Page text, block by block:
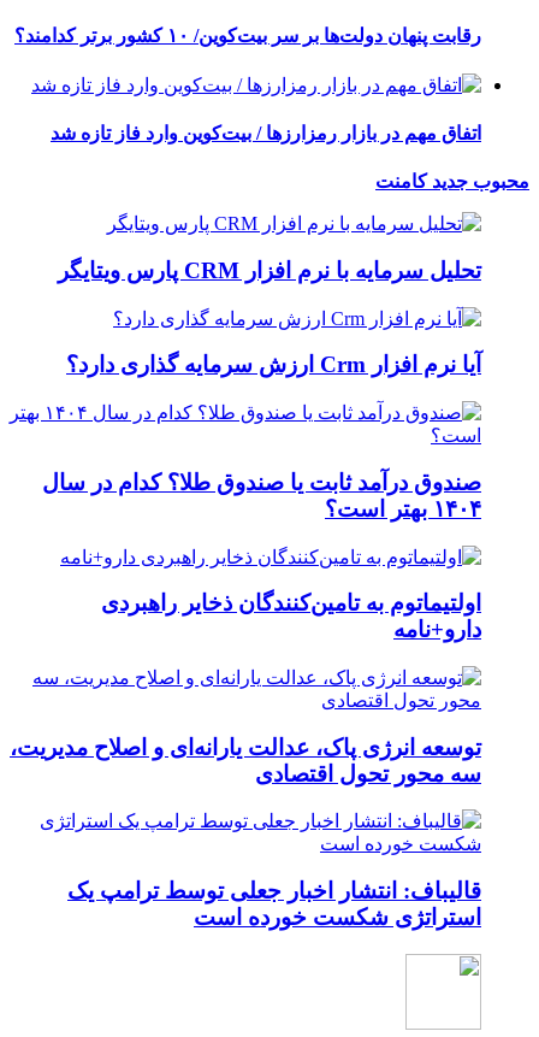
رقابت پنهان دولت‌ها بر سر بیت‌کوین/ ۱۰ کشور برتر کدامند؟
اتفاق مهم در بازار رمزارزها / بیت‌کوین وارد فاز تازه شد
محبوب جدیدکامنت
تحلیل سرمایه با نرم افزار CRM پارس ویتایگر
آیا نرم افزار Crm ارزش سرمایه گذاری دارد؟
صندوق درآمد ثابت یا صندوق طلا؟ کدام در سال
۱۴۰۴ بهتر است؟
اولتیماتوم به تامین‌کنندگان ذخایر راهبردی
دارو+نامه
توسعه انرژی پاک، عدالت یارانه‌ای و اصلاح مدیریت،
سه محور تحول اقتصادی
قالیباف: انتشار اخبار جعلی توسط ترامپ یک
استراتژی شکست خورده است